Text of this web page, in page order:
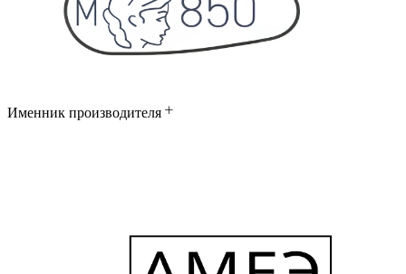
Именник производителя